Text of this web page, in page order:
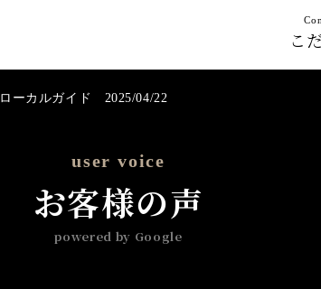
こ
ローカルガイド 2025/04/22
user voice
お客様の声
powered by Google